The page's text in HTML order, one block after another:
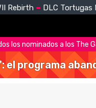
Rebirth DLC Tortugas
los nominados a los The
el programa